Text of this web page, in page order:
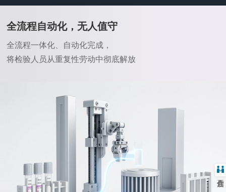
全流程自动化，无人值守
全流程一体化、自动化完成，
将检验人员从重复性劳动中彻底解放